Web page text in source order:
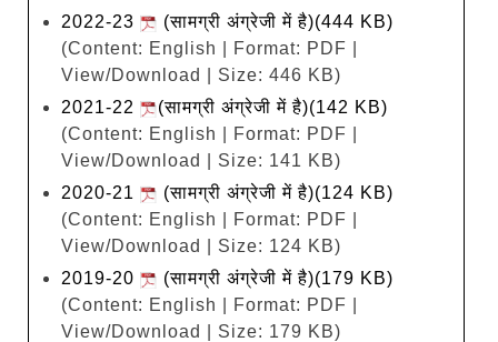
2022-23
(सामग्री अंग्रेजी में है)(444 KB)
(Content: English | Format: PDF |
View/Download | Size: 446 KB)
2021-22
(सामग्री अंग्रेजी में है)(142 KB)
(Content: English | Format: PDF |
View/Download | Size: 141 KB)
2020-21
(सामग्री अंग्रेजी में है)(124 KB)
(Content: English | Format: PDF |
View/Download | Size: 124 KB)
2019-20
(सामग्री अंग्रेजी में है)(179 KB)
(Content: English | Format: PDF |
View/Download | Size: 179 KB)